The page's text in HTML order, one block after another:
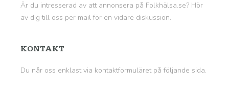
Är du intresserad av att annonsera på Folkhälsa.se? Hör
av dig till oss per mail för en vidare diskussion.
KONTAKT
Du når oss enklast via kontaktformuläret på följande sida.